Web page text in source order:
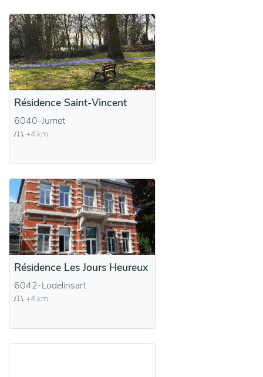
Résidence Saint-Vincent
6040-Jumet
+4 km
Résidence Les Jours Heureux
6042-Lodelinsart
+4 km